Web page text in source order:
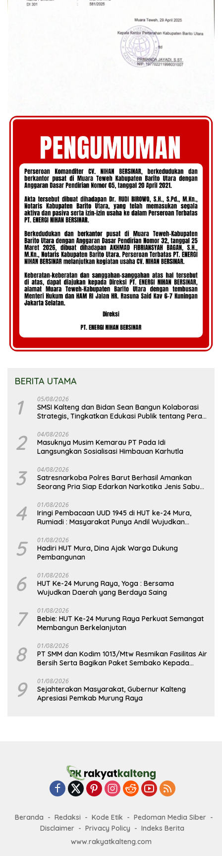
BERITA UTAMA
1 05/08/2026
SMSI Kalteng dan Bidan Sean Bangun Kolaborasi
Strategis, Tingkatkan Edukasi Publik tentang Peran
2 04/08/2026
Masuknya Musim Kemarau PT Pada Idi
Langsungkan Sosialisasi Himbauan Karhutla
3 04/08/2026
Satresnarkoba Polres Barut Berhasil Amankan
Seorang Pria Siap Edarkan Narkotika Jenis Sabu
4 01/08/2026
Iringi Pembacaan UUD 1945 di HUT ke-24 Mura,
Rumiadi : Masyarakat Punya Andil Wujudkan
5 01/08/2026
Hadiri HUT Mura, Dina Ajak Warga Dukung
Pembangunan
6 01/08/2026
HUT Ke-24 Murung Raya, Yoga : Bersama
Wujudkan Daerah yang Berdaya Saing
7 01/08/2026
Bebie: HUT Ke-24 Murung Raya Perkuat Semangat
Membangun Berkelanjutan
8 01/08/2026
PT SMM dan Kodim 1013/Mtw Resmikan Fasilitas Air
Bersih Serta Bagikan Paket Sembako Kepada
9 01/08/2026
Sejahterakan Masyarakat, Gubernur Kalteng
Apresiasi Pemkab Murung Raya
Beranda Redaksi Kode Etik
Pedoman Media Siber
Disclaimer
Privacy Policy
Indeks Berita
www.rakyatkalteng.com